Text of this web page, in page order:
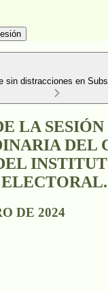
sin distracciones en
LA SESIÓN
DEL
DE 2024